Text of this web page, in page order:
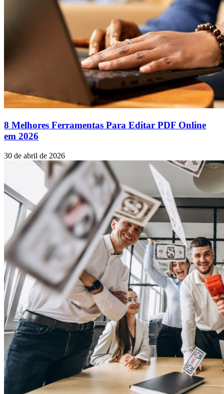
8 Melhores Ferramentas Para Editar PDF Online
em 2026
30 de abril de 2026